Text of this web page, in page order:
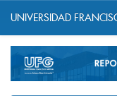
navigation
UNIVERSIDAD